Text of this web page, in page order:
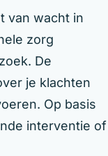
van wacht in
zorg
De
je klachten
Op basis
interventie of